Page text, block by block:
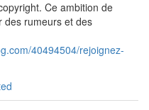
Ce ambition de
des rumeurs et des
40494504/rejoignez-